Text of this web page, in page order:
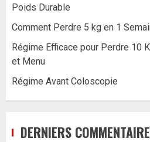
Poids Durable
Comment Perdre 5 kg en 1
Régime Efficace pour Perdre 10
et Menu
Régime Avant Coloscopie
DERNIERS